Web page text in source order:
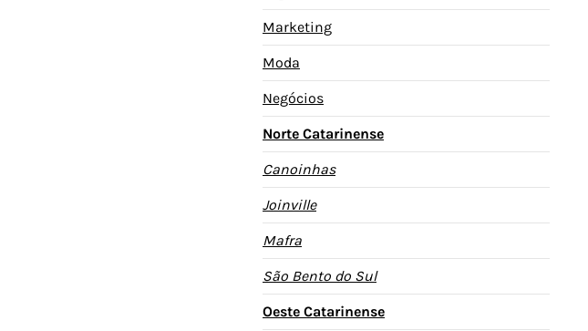
Marketing
Moda
Negócios
Norte Catarinense
Canoinhas
Joinville
Mafra
São Bento do Sul
Oeste Catarinense